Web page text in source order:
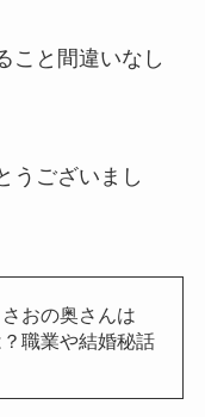
こと間違いなし
うございまし
さおの奥さんは
職業や結婚秘話